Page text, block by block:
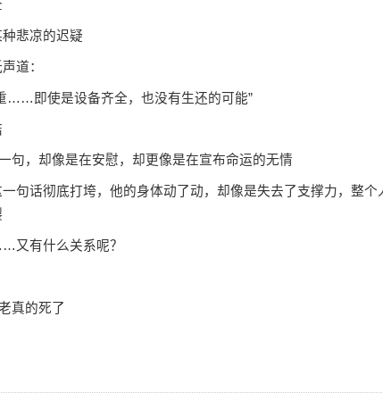
悲凉的迟疑
道：
即使是设备齐全，也没有生还的可能”
，却像是在安慰，却更像是在宣布命运的无情
话彻底打垮，他的身体动了动，却像是失去了支撑力，整个
有什么关系呢？
真的死了